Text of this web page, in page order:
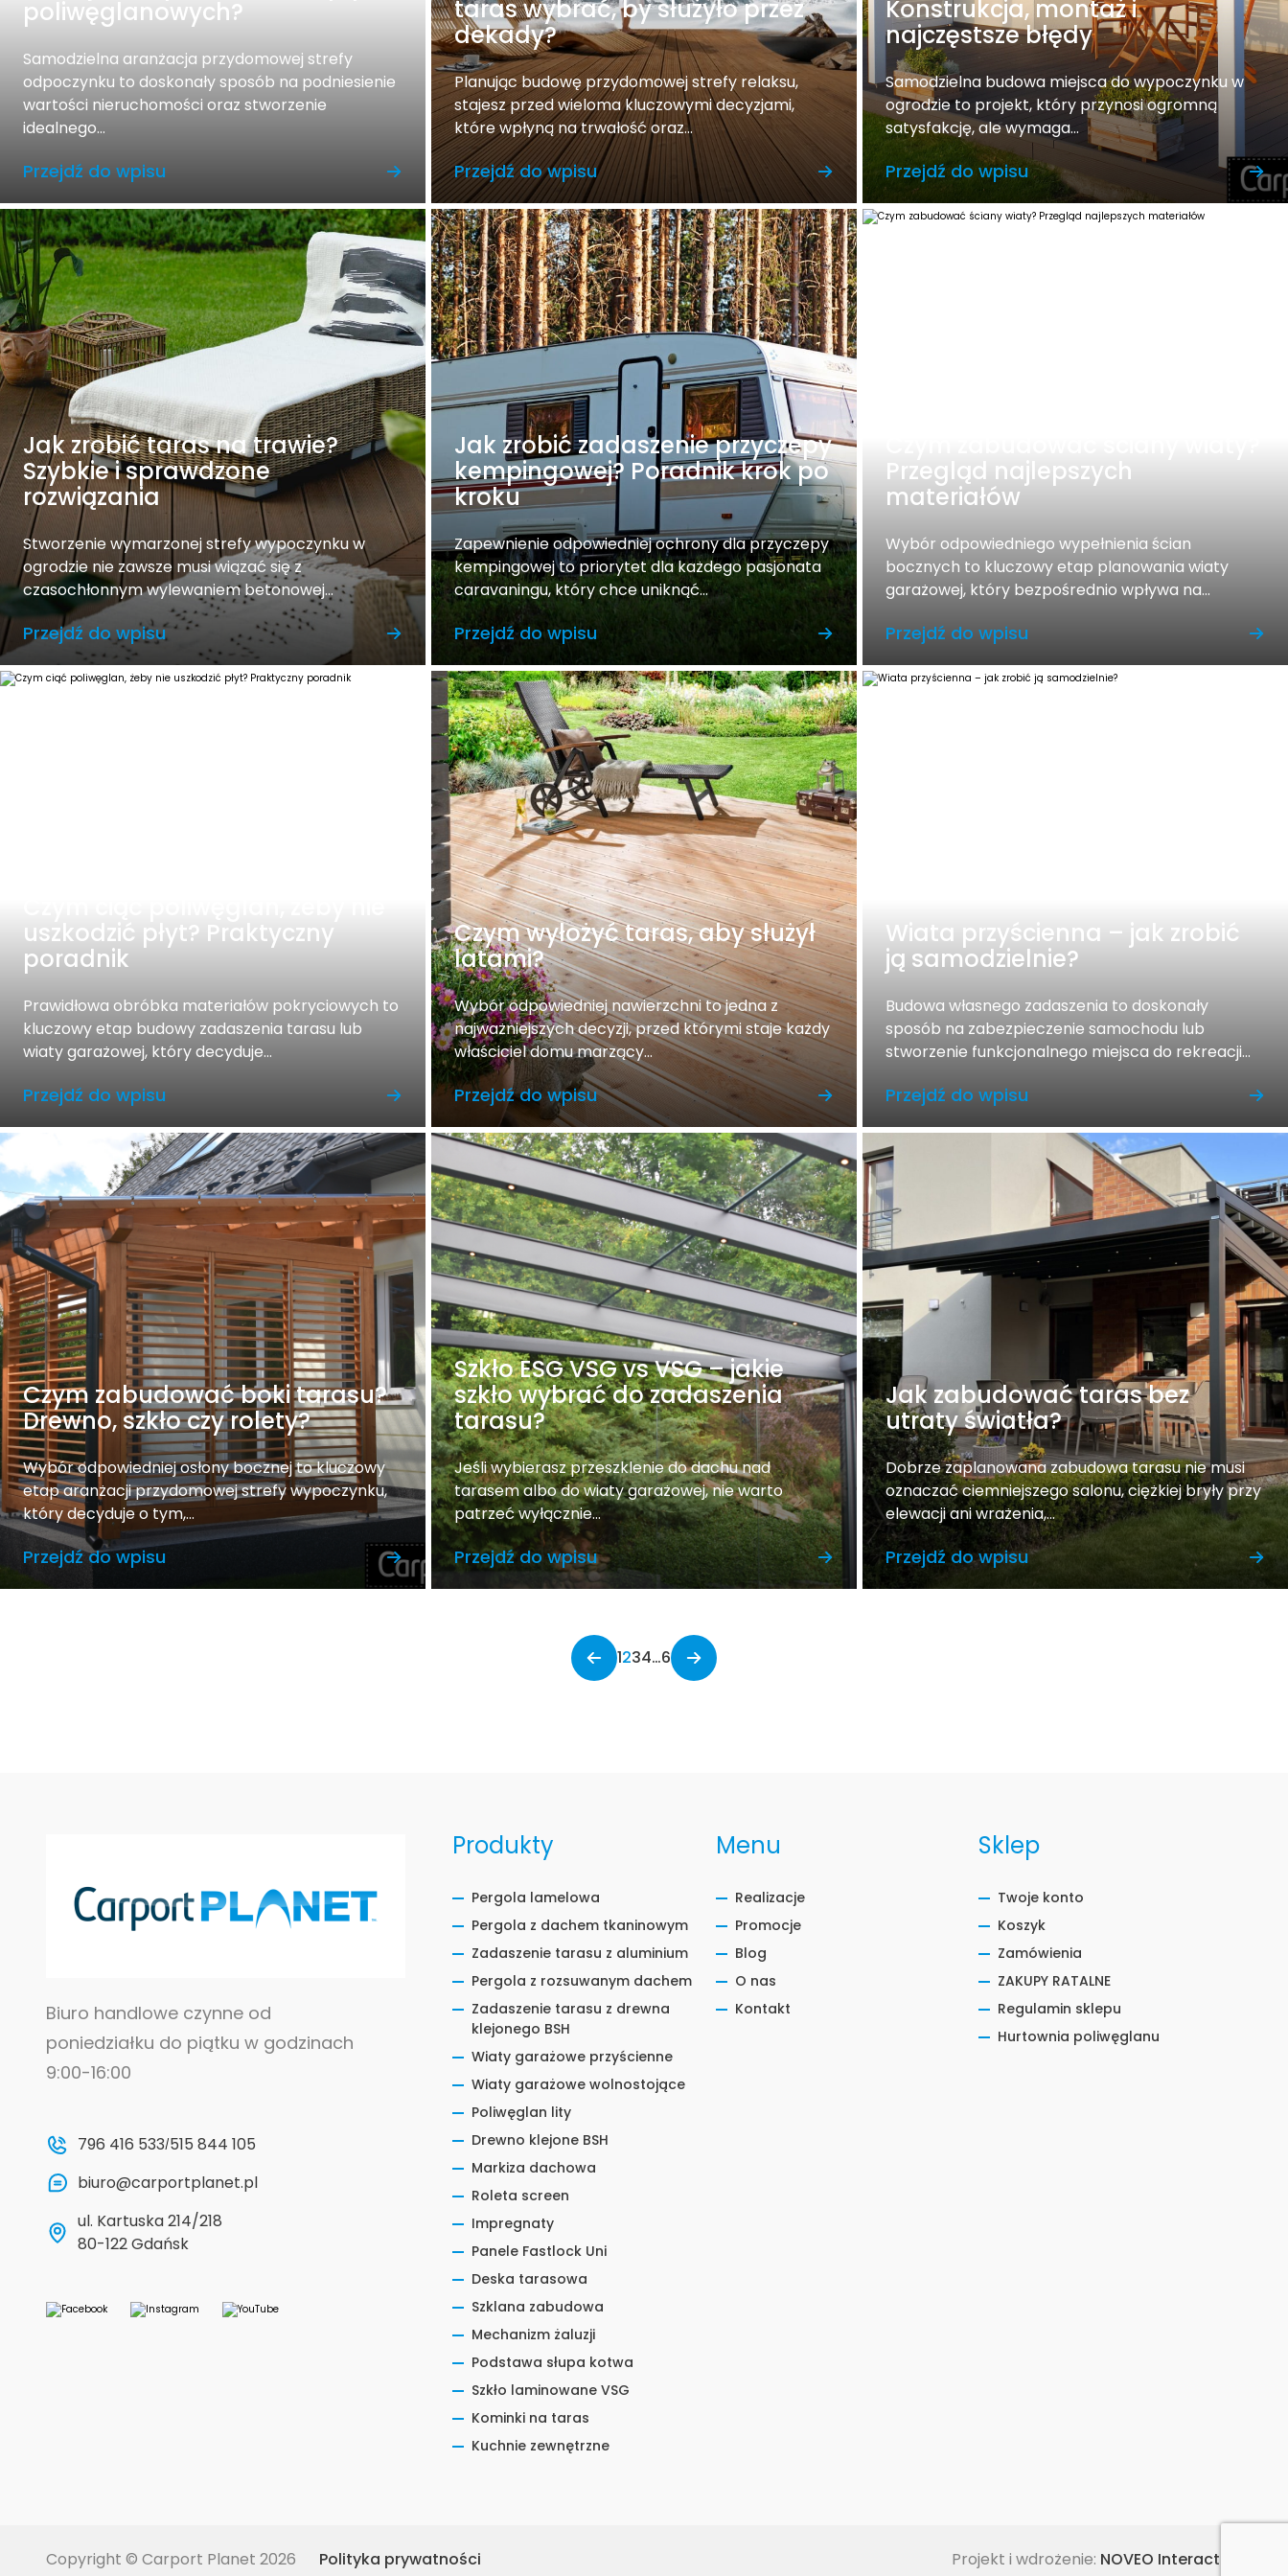
poliwęglanowych?
Samodzielna aranżacja przydomowej strefy
odpoczynku to doskonały sposób na podniesienie
wartości nieruchomości oraz stworzenie
idealnego...
Przejdź do wpisu
taras wybrać, by służyło przez
dekady?
Planując budowę przydomowej strefy relaksu,
stajesz przed wieloma kluczowymi decyzjami,
które wpłyną na trwałość oraz...
Przejdź do wpisu
Konstrukcja, montaż i
najczęstsze błędy
Samodzielna budowa miejsca do wypoczynku w
ogrodzie to projekt, który przynosi ogromną
satysfakcję, ale wymaga...
Przejdź do wpisu
Jak zrobić taras na trawie?
Szybkie i sprawdzone
rozwiązania
Stworzenie wymarzonej strefy wypoczynku w
ogrodzie nie zawsze musi wiązać się z
czasochłonnym wylewaniem betonowej...
Przejdź do wpisu
Jak zrobić zadaszenie przyczepy
kempingowej? Poradnik krok po
kroku
Zapewnienie odpowiedniej ochrony dla przyczepy
kempingowej to priorytet dla każdego pasjonata
caravaningu, który chce uniknąć...
Przejdź do wpisu
Przegląd najlepszych
materiałów
Wybór odpowiedniego wypełnienia ścian
bocznych to kluczowy etap planowania wiaty
garażowej, który bezpośrednio wpływa na...
Przejdź do wpisu
uszkodzić płyt? Praktyczny
poradnik
Prawidłowa obróbka materiałów pokryciowych to
kluczowy etap budowy zadaszenia tarasu lub
wiaty garażowej, który decyduje...
Przejdź do wpisu
Czym wyłożyć taras, aby służył
latami?
Wybór odpowiedniej nawierzchni to jedna z
najważniejszych decyzji, przed którymi staje każdy
właściciel domu marzący...
Przejdź do wpisu
Wiata przyścienna – jak zrobić
ją samodzielnie?
Budowa własnego zadaszenia to doskonały
sposób na zabezpieczenie samochodu lub
stworzenie funkcjonalnego miejsca do rekreacji...
Przejdź do wpisu
Czym zabudować boki tarasu?
Drewno, szkło czy rolety?
Wybór odpowiedniej osłony bocznej to kluczowy
etap aranżacji przydomowej strefy wypoczynku,
który decyduje o tym,...
Przejdź do wpisu
Szkło ESG VSG vs VSG – jakie
szkło wybrać do zadaszenia
tarasu?
Jeśli wybierasz przeszklenie do dachu nad
tarasem albo do wiaty garażowej, nie warto
patrzeć wyłącznie...
Przejdź do wpisu
Jak zabudować taras bez
utraty światła?
Dobrze zaplanowana zabudowa tarasu nie musi
oznaczać ciemniejszego salonu, ciężkiej bryły przy
elewacji ani wrażenia,...
Przejdź do wpisu
1234…6
Biuro handlowe czynne od
poniedziałku do piątku w godzinach
9:00-16:00
796 416 533/515 844 105
biuro@carportplanet.pl
ul. Kartuska 214/218
80-122 Gdańsk
Produkty
Pergola lamelowa
Pergola z dachem tkaninowym
Zadaszenie tarasu z aluminium
Pergola z rozsuwanym dachem
Zadaszenie tarasu z drewna
klejonego BSH
Wiaty garażowe przyścienne
Wiaty garażowe wolnostojące
Poliwęglan lity
Drewno klejone BSH
Markiza dachowa
Roleta screen
Impregnaty
Panele Fastlock Uni
Deska tarasowa
Szklana zabudowa
Mechanizm żaluzji
Podstawa słupa kotwa
Szkło laminowane VSG
Kominki na taras
Kuchnie zewnętrzne
Menu
Realizacje
Promocje
Blog
O nas
Kontakt
Sklep
Twoje konto
Koszyk
Zamówienia
ZAKUPY RATALNE
Regulamin sklepu
Hurtownia poliwęglanu
Copyright © Carport Planet 2026 Polityka prywatności Projekt i wdrożenie: NOVEO Interactive